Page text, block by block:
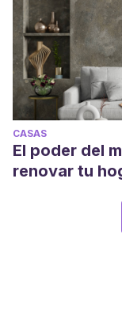
CASAS
El poder del
renovar tu